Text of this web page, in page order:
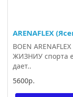
ARENAFLEX
BOEN
ЖИЗНИУ спорта
дает..
5600р.